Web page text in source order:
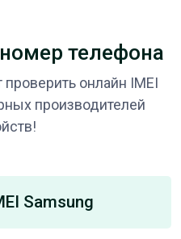
телефона
онлайн IMEI
производителей
Samsung